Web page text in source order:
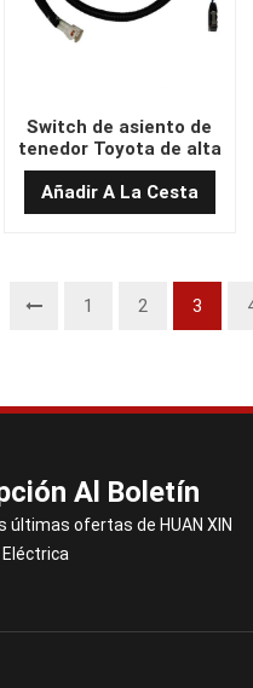
Switch de asiento de
tenedor Toyota de alta
calidad 53760-26700-71
Añadir A La Cesta
1 2 3
Al Boletín
últimas ofertas de HUAN XIN